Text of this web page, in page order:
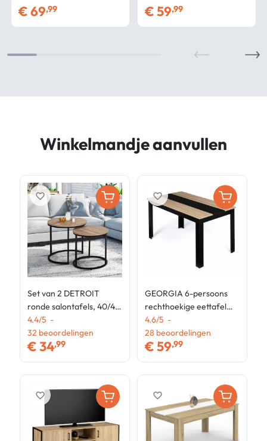
€69,99 €59,99
Winkelmandje aanvullen
Set van 2 DETROIT
ronde salontafels, 40/45,
industrieel ontwerp
4.4/5 -
32 beoordelingen
€34,99
favorite_border
favorite_border
GEORGIA 6-persoons
rechthoekige eettafel
zwart en beuken imitatie
140 x 80 cm
4.6/5 -
28 beoordelingen
€59,99
favorite_border
favorite_border